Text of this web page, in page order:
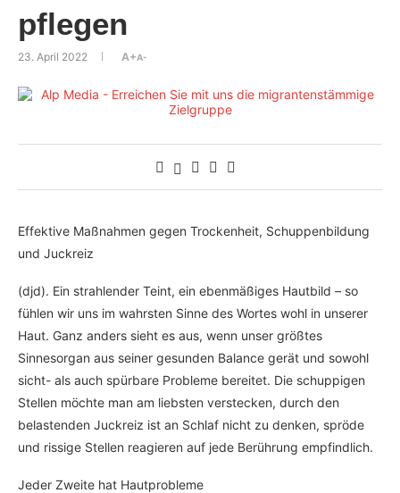
pflegen
23. April 2022 A+A-
Effektive Maßnahmen gegen Trockenheit, Schuppenbildung
und Juckreiz
(djd). Ein strahlender Teint, ein ebenmäßiges Hautbild – so
fühlen wir uns im wahrsten Sinne des Wortes wohl in unserer
Haut. Ganz anders sieht es aus, wenn unser größtes
Sinnesorgan aus seiner gesunden Balance gerät und sowohl
sicht- als auch spürbare Probleme bereitet. Die schuppigen
Stellen möchte man am liebsten verstecken, durch den
belastenden Juckreiz ist an Schlaf nicht zu denken, spröde
und rissige Stellen reagieren auf jede Berührung empfindlich.
Jeder Zweite hat Hautprobleme